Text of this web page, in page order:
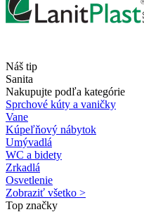
Náš tip
Sanita
Nakupujte podľa kategórie
Sprchové kúty a vaničky
Vane
Kúpeľňový nábytok
Umývadlá
WC a bidety
Zrkadlá
Osvetlenie
Zobraziť všetko >
Top značky